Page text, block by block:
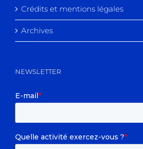
Crédits et mentions légales
Archives
NEWSLETTER